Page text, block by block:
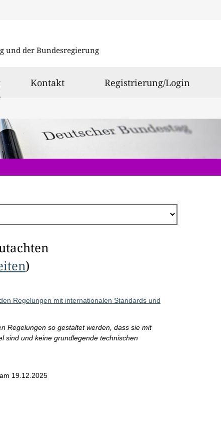
und der Bundesregierung
ausgewählt
Kontakt Registrierung/Login
)
Regelungen mit internationalen Standards und
Regelungen so gestaltet werden, dass sie mit
sind und keine grundlegende technischen
am 19.12.2025